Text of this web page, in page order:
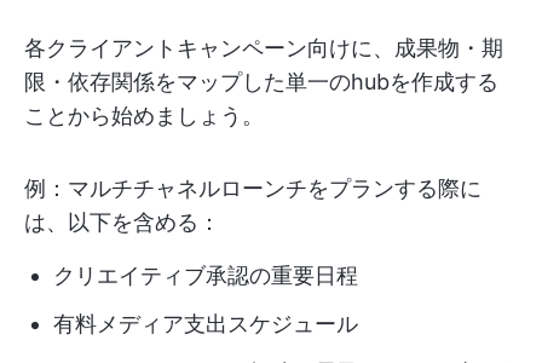
各クライアントキャンペーン向けに、成果物・期
限・依存関係をマップした単一のhubを作成する
ことから始めましょう。
例：マルチチャネルローンチをプランする際に
は、以下を含める：
クリエイティブ承認の重要日程
有料メディア支出スケジュール